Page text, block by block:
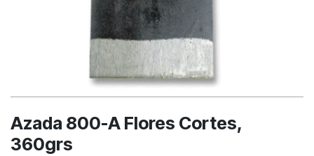
Azada 800-A Flores Cortes,
360grs